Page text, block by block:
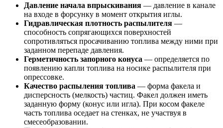
Давление начала впрыскивания — давление в канале
на входе в форсунку в момент открытия иглы.
Гидравлическая плотность распылителя —
способность сопрягающихся поверхностей
сопротивляться просачиванию топлива между ними при
заданном перепаде давления.
Герметичность запорного конуса — определяется по
появлению капли топлива на носике распылителя при
опрессовке.
Качество распыления топлива — форма факела и
дисперсность (мелкость) частиц. Факел должен иметь
заданную форму (конус или игла). При косом факеле
часть топлива оседает на стенках, не участвуя в
смесеобразовании.